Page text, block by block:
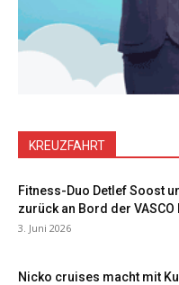
KREUZFAHRT
Fitness-Duo Detlef Soost
zurück an Bord der VASCO
3. Juni 2026
Nicko cruises macht mit